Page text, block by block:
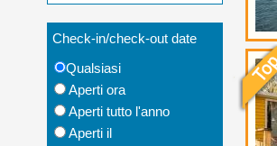
Check-in/check-out date
Qualsiasi
Aperti ora
Aperti tutto l'anno
Aperti il